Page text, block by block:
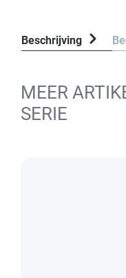
Beschrijving
MEER
SERIE